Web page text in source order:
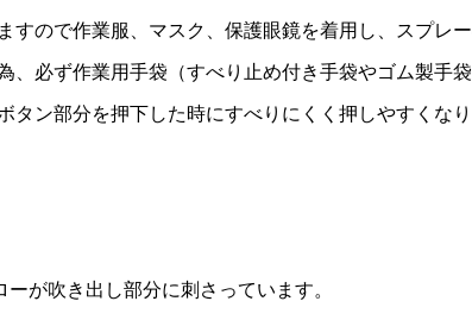
すので作業服、マスク、保護眼鏡を着用し、スプレ
、必ず作業用手袋（すべり止め付き手袋やゴム製手
タン部分を押下した時にすべりにくく押しやすくな
が吹き出し部分に刺さっています。